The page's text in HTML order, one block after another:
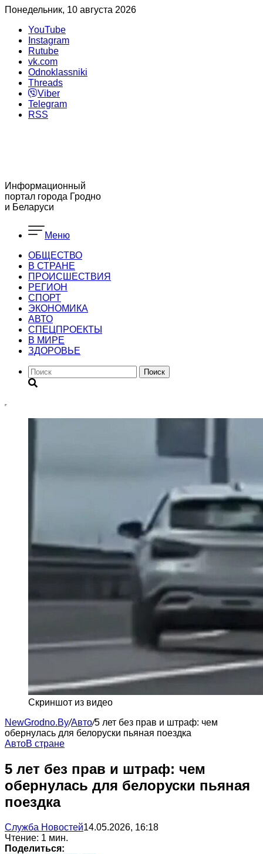
Понедельник, 10 августа 2026
YouTube
Instagram
Rutube
vk.com
Odnoklassniki
Threads
Viber
Telegram
RSS
Информационный
портал города Гродно
и Беларуси
Меню
ОБЩЕСТВО
В СТРАНЕ
ПРОИСШЕСТВИЯ
РЕГИОН
CПОРТ
ЭКОНОМИКА
АВТО
СПЕЦПРОЕКТЫ
В МИРЕ
ЗДОРОВЬЕ
Поиск
Cкриншот из видео
NewGrodno.By/Авто/5 лет без прав и штраф: чем
обернулась для белоруски пьяная поездка
АвтоВ стране
5 лет без прав и штраф: чем
обернулась для белоруски пьяная
поездка
Служба Новостей14.05.2026, 16:18
Чтение: 1 мин.
Поделиться: